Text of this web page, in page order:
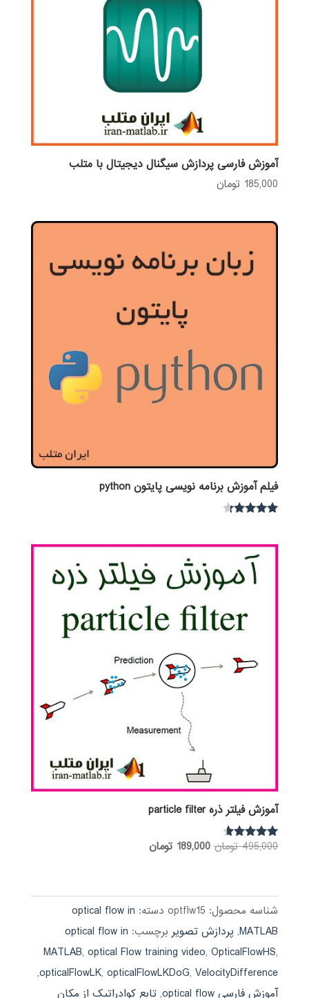
آموزش فارسی پردازش سیگنال دیجیتال با متلب
185,000 تومان
فیلم آموزش برنامه نویسی پایتون python
از 5
آموزش فیلتر ذره particle filter
نمره
495,000 تومان قیمت
بود.
189,000 تومانقیمت
شناسه محصول: optflw15 دسته: optical flow in
MATLAB
, پردازش تصویر برچسب: optical flow in
MATLAB,optical Flow training video,OpticalFlowHS,
opticalFlowLK,opticalFlowLKDoG,VelocityDifference
,
آموزش فارسی optical flow
, تابع کوادراتیک از مکان